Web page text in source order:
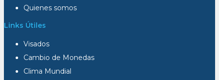
Quienes somos
Links Útiles
Visados
Cambio de Monedas
Clima Mundial